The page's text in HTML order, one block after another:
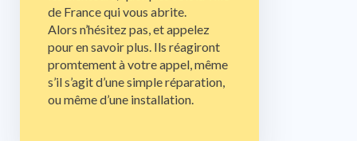
de France qui vous abrite.
Alors n’hésitez pas, et appelez
pour en savoir plus. Ils réagiront
promtement à votre appel, même
s’il s’agit d’une simple réparation,
ou même d’une installation.